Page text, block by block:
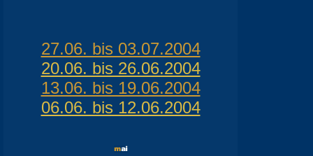
27.06. bis 03.07.2004
20.06. bis 26.06.2004
13.06. bis 19.06.2004
06.06. bis 12.06.2004